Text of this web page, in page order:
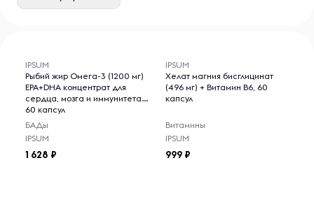
IPSUM
Рыбий жир Омега-3 (1200 мг)
EPA+DHA концентрат для
сердца, мозга и иммунитета,
60 капсул
БАДы
IPSUM
1 628
IPSUM
Хелат магния бисглицинат
(496 мг) + Витамин B6, 60
капсул
Витамины
IPSUM
999